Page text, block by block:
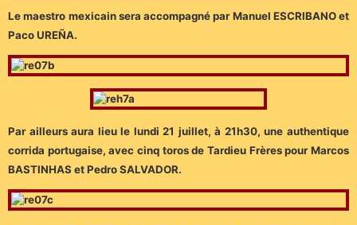
Le maestro mexicain sera accompagné par Manuel ESCRIBANO et
Paco UREÑA.
Par ailleurs aura lieu le lundi 21 juillet, à 21h30, une authentique
corrida portugaise, avec cinq toros de Tardieu Frères pour Marcos
BASTINHAS et Pedro SALVADOR.